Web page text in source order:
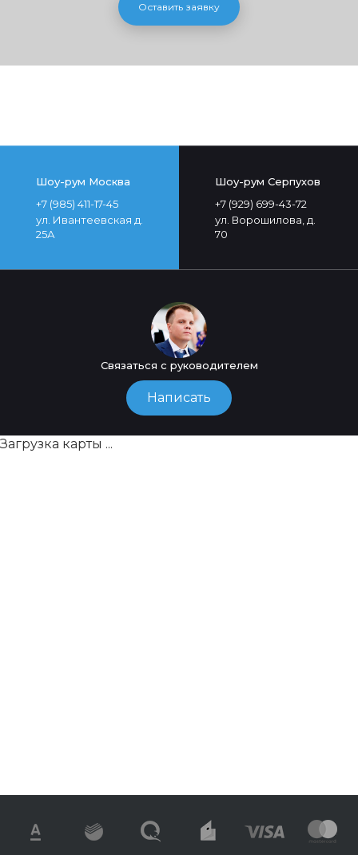
Оставить заявку
Шоу-рум Москва
+7 (985) 411-17-45
ул. Ивантеевская д.
25А
Шоу-рум Серпухов
+7 (929) 699-43-72
ул. Ворошилова, д.
70
Связаться с руководителем
Написать
Загрузка карты ...